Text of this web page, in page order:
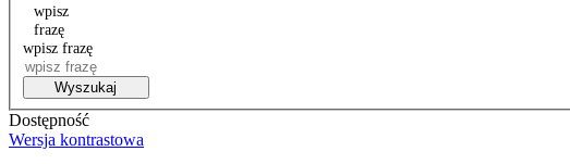
wpisz
frazę
wpisz frazę
Wyszukaj
Dostępność
Wersja kontrastowa